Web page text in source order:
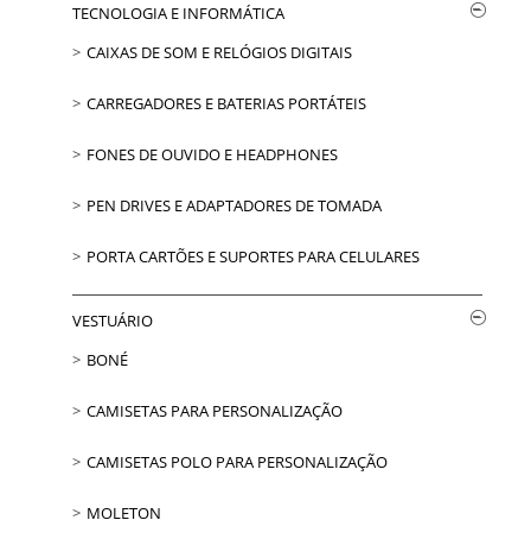
TECNOLOGIA E INFORMÁTICA
CAIXAS DE SOM E RELÓGIOS DIGITAIS
CARREGADORES E BATERIAS PORTÁTEIS
FONES DE OUVIDO E HEADPHONES
PEN DRIVES E ADAPTADORES DE TOMADA
PORTA CARTÕES E SUPORTES PARA CELULARES
VESTUÁRIO
BONÉ
CAMISETAS PARA PERSONALIZAÇÃO
CAMISETAS POLO PARA PERSONALIZAÇÃO
MOLETON